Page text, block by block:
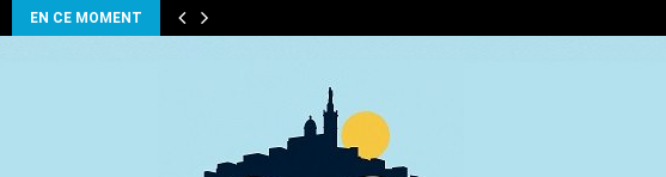
EN CE MOMENT